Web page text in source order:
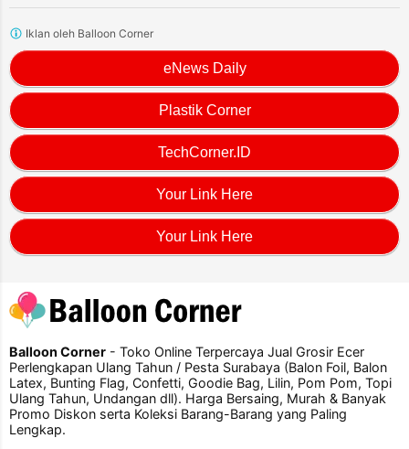
eNews Daily
Plastik Corner
TechCorner.ID
Your Link Here
Your Link Here
Iklan oleh Balloon Corner
Balloon Corner - Toko Online Terpercaya Jual Grosir Ecer
Perlengkapan Ulang Tahun / Pesta Surabaya (Balon Foil, Balon
Latex, Bunting Flag, Confetti, Goodie Bag, Lilin, Pom Pom, Topi
Ulang Tahun, Undangan dll). Harga Bersaing, Murah & Banyak
Promo Diskon serta Koleksi Barang-Barang yang Paling
Lengkap.